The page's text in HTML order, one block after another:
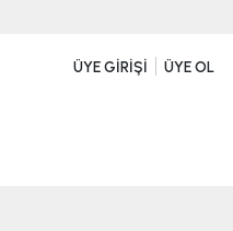
ÜYE GİRİŞİ ÜYE OL